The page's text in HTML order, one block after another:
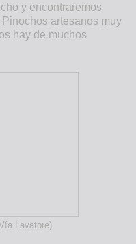
y encontraremos
artesanos muy
hay de muchos
Lavatore)